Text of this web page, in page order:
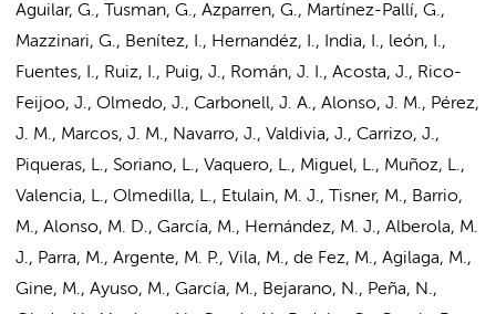
Aguilar, G., Tusman, G., Azparren, G., Martínez-Pallí, G.,
Mazzinari, G., Benítez, I., Hernandéz, I., India, I., león, I.,
Fuentes, I., Ruiz, I., Puig, J., Román, J. I., Acosta, J., Rico-
Feijoo, J., Olmedo, J., Carbonell, J. A., Alonso, J. M., Pérez,
J. M., Marcos, J. M., Navarro, J., Valdivia, J., Carrizo, J.,
Piqueras, L., Soriano, L., Vaquero, L., Miguel, L., Muñoz, L.,
Valencia, L., Olmedilla, L., Etulain, M. J., Tisner, M., Barrio,
M., Alonso, M. D., García, M., Hernández, M. J., Alberola, M.
J., Parra, M., Argente, M. P., Vila, M., de Fez, M., Agilaga, M.,
Gine, M., Ayuso, M., García, M., Bejarano, N., Peña, N.,